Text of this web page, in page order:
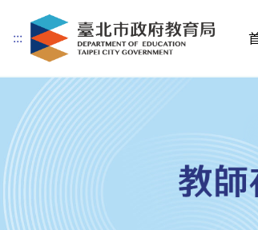
跳到主要內容
:::